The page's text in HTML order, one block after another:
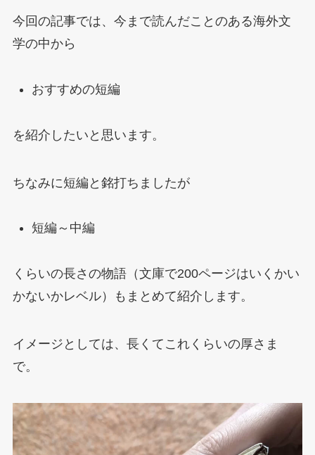
今回の記事では、今まで読んだことのある海外文
学の中から
おすすめの短編
を紹介したいと思います。
ちなみに短編と銘打ちましたが
短編～中編
くらいの長さの物語（文庫で200ページはいくかい
かないかレベル）もまとめて紹介します。
イメージとしては、長くてこれくらいの厚さま
で。